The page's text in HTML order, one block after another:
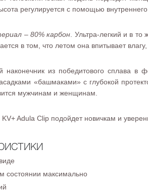
регулируется с помощью
– 80% карбон . Ультра-легкий и в
в том, что летом она впитывает
наконечник из победитового сплава
«башмаками» с глубокой
мужчинам и женщинам.
KV+ Adula Clip подойдет новичкам и
состоянии максимально